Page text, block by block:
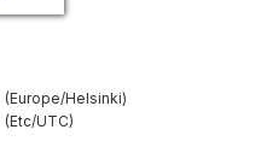
Europe/Helsinki
Etc/UTC